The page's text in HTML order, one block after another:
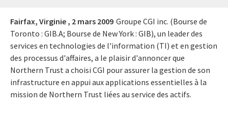
Fairfax, Virginie , 2 mars 2009 Groupe CGI inc. (Bourse de
Toronto : GIB.A; Bourse de New York : GIB), un leader des
services en technologies de l'information (TI) et en gestion
des processus d'affaires, a le plaisir d'annoncer que
Northern Trust a choisi CGI pour assurer la gestion de son
infrastructure en appui aux applications essentielles à la
mission de Northern Trust liées au service des actifs.